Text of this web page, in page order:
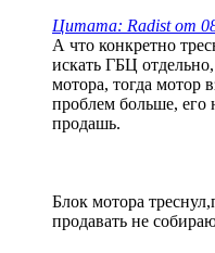
Цитата: Radist от
А что конкретно
искать ГБЦ
мотора, тогда мотор
проблем больше, его
продашь.
Блок мотора
продавать не